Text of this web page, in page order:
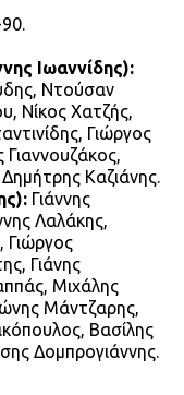
Ιωαννίδης):
Ντούσαν
Νίκος Χατζής,
Γιώργος
Καζιάνης.
Γιάννης
Λαλάκης,
Γιώργος
Γιάνης
Μιχάλης
Μάντζαρης,
Βασίλης
Δομπρογιάννης.